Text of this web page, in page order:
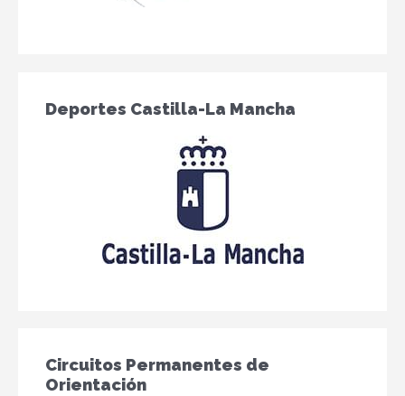
Deportes Castilla-La Mancha
Circuitos Permanentes de
Orientación